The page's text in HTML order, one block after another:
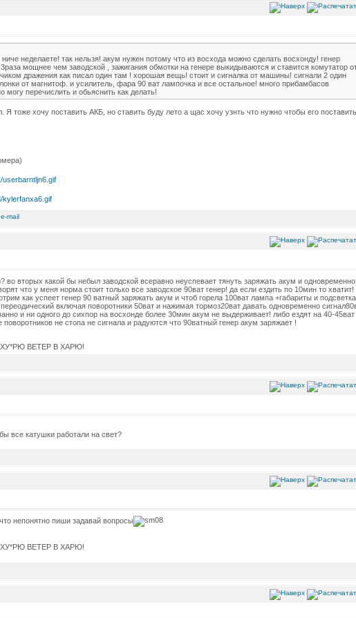
неделаете! так нельзя! акум нужен потому что из восхода можно сделать восхонду! генер
мощнее чем заводской , зажигания обмотки на генере выкидываются и ставится комутатор
дражения как писал один там ! хорошая вещь! стоит и сигналка от машины! сигнали 2 один
от магнитоф. и усилитель, фара 90 ват лампочка и все остальное! много прибамбасов
могу перечислить и обьяснить как делать!
тоже хочу поставить АКБ, но ставить буду лето а щас хочу узнть что нужно чтобы его поставить.
во вторых какой бы небыл заводской всеравно неуспевает тянуть заряжать акум и одновременно
что у меня норма стоит только все заводское 90ват генер! да если ездить по 10мин то хватит!
как успеет генер 90 ватный заряжать акум и чтоб горела 100ват лампа +габариты и подсветка
включая поворотники 50ват и нажимая тормоз20ват давать одновременно
и ни одного до сихпор на восхонде более 30мин акум не выдерживает! либо ездят на 40-45ват
поворотников не стопа не сигнала и радуются что 90ватный генер акум заряжает !
ВЕТЕР В ХАРЮ!
все катушки работали на свет?
непонятно пиши задавай вопросы
ВЕТЕР В ХАРЮ!